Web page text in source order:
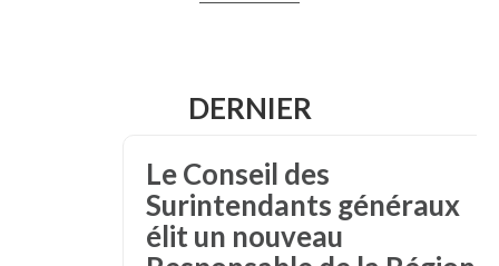
DERNIER
Le Conseil des
Surintendants généraux
élit un nouveau